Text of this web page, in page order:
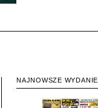
NAJNOWSZE WYDANIE